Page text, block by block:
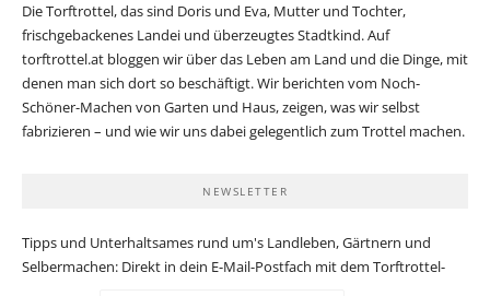
Die Torftrottel, das sind Doris und Eva, Mutter und Tochter,
frischgebackenes Landei und überzeugtes Stadtkind. Auf
torftrottel.at bloggen wir über das Leben am Land und die Dinge, mit
denen man sich dort so beschäftigt. Wir berichten vom Noch-
Schöner-Machen von Garten und Haus, zeigen, was wir selbst
fabrizieren – und wie wir uns dabei gelegentlich zum Trottel machen.
NEWSLETTER
Tipps und Unterhaltsames rund um's Landleben, Gärtnern und
Selbermachen: Direkt in dein E-Mail-Postfach mit dem Torftrottel-